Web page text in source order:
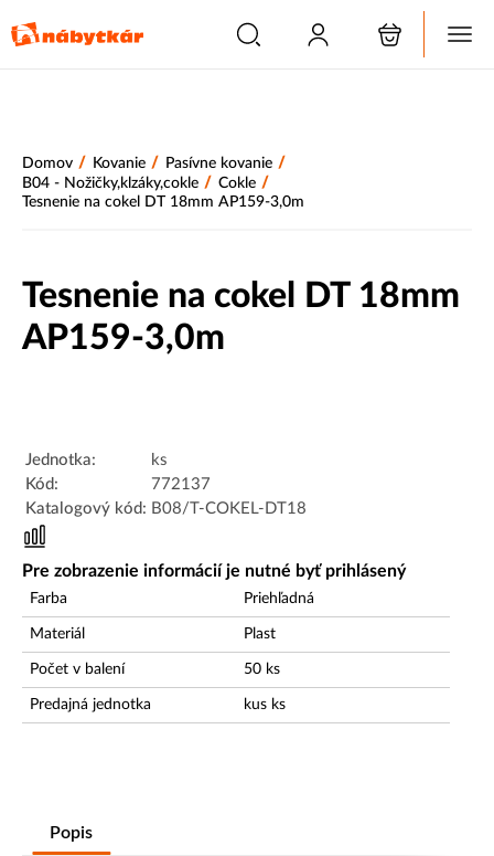
Domov / Kovanie / Pasívne kovanie /
B04 - Nožičky,klzáky,cokle / Cokle /
Tesnenie na cokel DT 18mm AP159-3,0m
Tesnenie na cokel DT 18mm
AP159-3,0m
Jednotka:
ks
Kód:
772137
Katalogový kód: B08/T-COKEL-DT18
Pre zobrazenie informácií je nutné byť prihlásený
Farba Priehľadná
Materiál Plast
Počet v balení 50 ks
Predajná jednotka kus ks
Popis